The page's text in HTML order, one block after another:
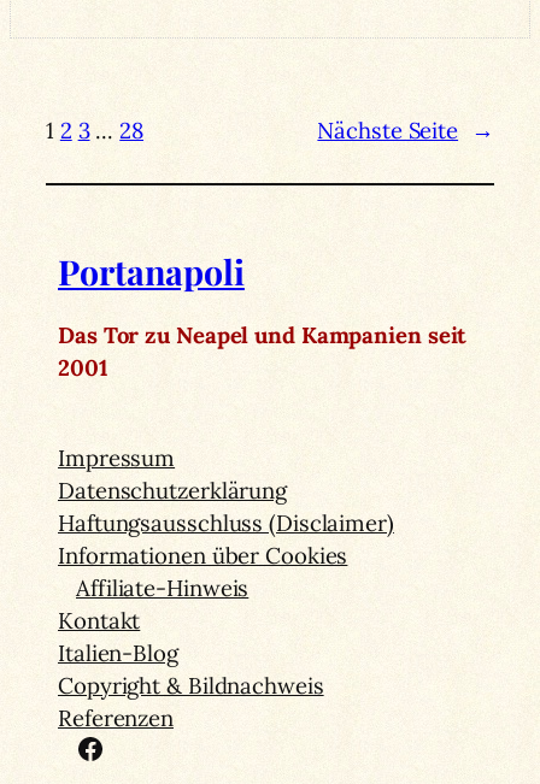
1 2 3 … 28 Nächste Seite →
Portanapoli
Das Tor zu Neapel und Kampanien seit
2001
Impressum
Datenschutzerklärung
Haftungsausschluss (Disclaimer)
Informationen über Cookies
Affiliate-Hinweis
Kontakt
Italien-Blog
Copyright & Bildnachweis
Referenzen
Facebook